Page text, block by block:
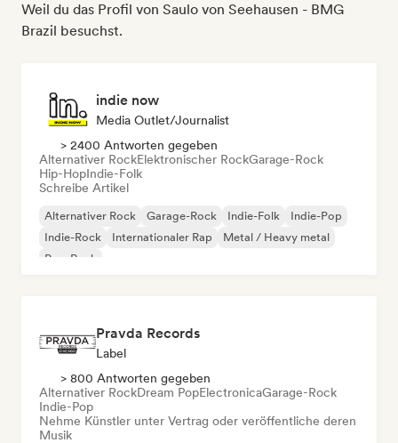
Weil du das Profil von Saulo von Seehausen - BMG
Brazil besuchst.
indie now
Media Outlet/Journalist
> 2400 Antworten gegeben
Alternativer RockElektronischer RockGarage-Rock
Hip-HopIndie-Folk
Schreibe Artikel
Alternativer Rock Garage-Rock Indie-Folk
Indie-Pop
Indie-Rock
Internationaler Rap
Metal / Heavy metal
Pop-Rock
Pravda Records
Label
> 800 Antworten gegeben
Alternativer RockDream PopElectronicaGarage-Rock
Indie-Pop
Nehme Künstler unter Vertrag oder veröffentliche deren
Musik